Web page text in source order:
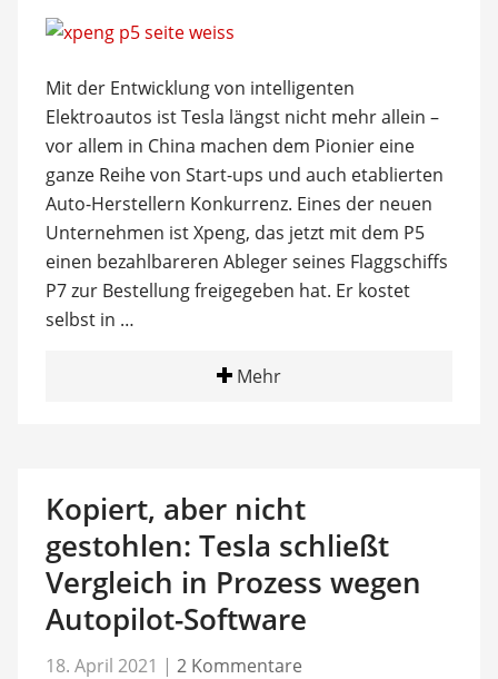
Mit der Entwicklung von intelligenten
Elektroautos ist Tesla längst nicht mehr allein –
vor allem in China machen dem Pionier eine
ganze Reihe von Start-ups und auch etablierten
Auto-Herstellern Konkurrenz. Eines der neuen
Unternehmen ist Xpeng, das jetzt mit dem P5
einen bezahlbareren Ableger seines Flaggschiffs
P7 zur Bestellung freigegeben hat. Er kostet
selbst in …
Mehr
Kopiert, aber nicht
gestohlen: Tesla schließt
Vergleich in Prozess wegen
Autopilot-Software
18. April 2021 | 2 Kommentare